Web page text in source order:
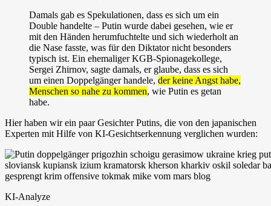
Damals gab es Spekulationen, dass es sich um ein
Double handelte – Putin wurde dabei gesehen, wie er
mit den Händen herumfuchtelte und sich wiederholt an
die Nase fasste, was für den Diktator nicht besonders
typisch ist. Ein ehemaliger KGB-Spionagekollege,
Sergei Zhirnov, sagte damals, er glaube, dass es sich
um einen Doppelgänger handele, der keine Angst habe,
Menschen so nahe zu kommen, wie Putin es getan
habe.
Hier haben wir ein paar Gesichter Putins, die von den japanischen
Experten mit Hilfe von KI-Gesichtserkennung verglichen wurden:
KI-Analyze